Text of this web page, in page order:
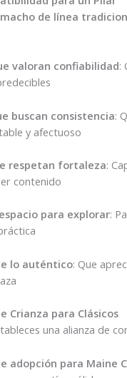
de línea
valoran confiabilidad:
buscan consistencia:
y afectuoso
respetan fortaleza:
contenido
para explorar:
lo auténtico: Que
Crianza para Clásicos
una alianza de
adopción para Maine